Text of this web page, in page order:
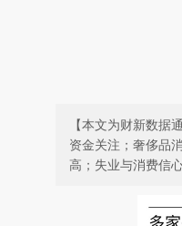
【本文为财新数据
资金关注；奢侈品
高；失业与消费信